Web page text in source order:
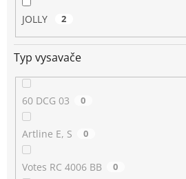
JOLLY 2
Typ vysavače
60 DCG 03 0
Artline E, S 0
Votes RC 4006 BB 0